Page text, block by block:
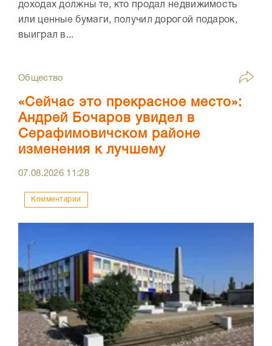
доходах должны те, кто продал недвижимость
или ценные бумаги, получил дорогой подарок,
выиграл в...
Общество
«Сейчас это прекрасное место»:
Андрей Бочаров увидел в
Серафимовичском районе
изменения к лучшему
07.08.2026 11:28
Комментарии